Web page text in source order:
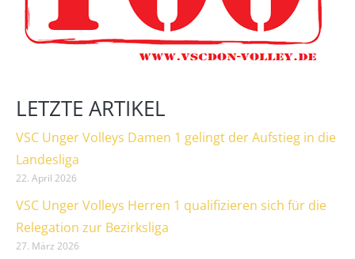
LETZTE ARTIKEL
VSC Unger Volleys Damen 1 gelingt der Aufstieg in die
Landesliga
22. April 2026
VSC Unger Volleys Herren 1 qualifizieren sich für die
Relegation zur Bezirksliga
27. März 2026